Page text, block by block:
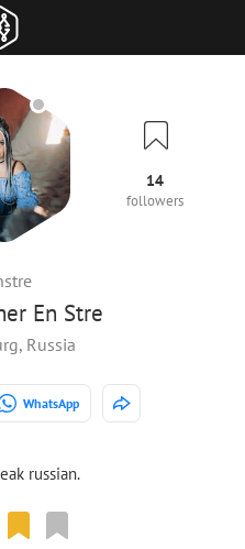
En Stre
14
followers
Russia
WhatsApp
russian.